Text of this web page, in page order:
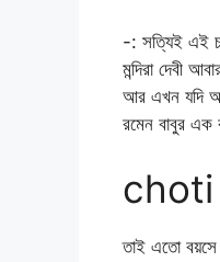
-: সত্যিই এই
মন্দিরা দেবী
আর এখন যদি
রমেন বাবুর
তাই এতো বয়সে